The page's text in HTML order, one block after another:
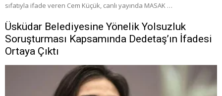
sıfatıyla ifade veren Cem Küçük, canlı yayında MASAK …
Üsküdar Belediyesine Yönelik Yolsuzluk
Soruşturması Kapsamında Dedetaş’ın İfadesi
Ortaya Çıktı